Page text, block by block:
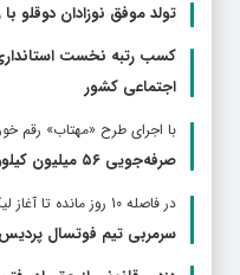
تولد موفق نوزادان دوقلو
کسب رتبه نخست استانداری
اجتماعی کشور
با اجرای طرح «مهتاب» رقم
صرفه‌جویی ۵۶ میلیون کیلووات‌ ساعت برق در استان
در فاصله 10 روز مانده تا آغاز لیگ؛
سرمربی تیم فوتسال